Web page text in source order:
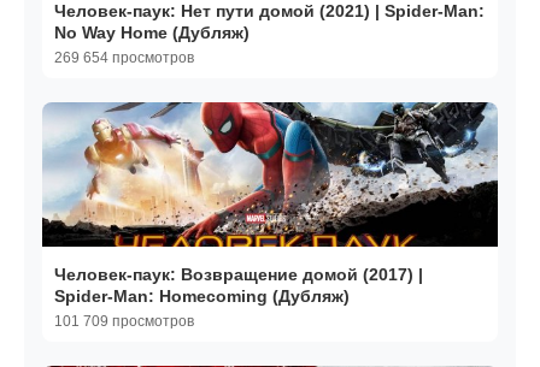
Человек-паук: Нет пути домой (2021) | Spider-Man:
No Way Home (Дубляж)
269 654 просмотров
Человек-паук: Возвращение домой (2017) |
Spider-Man: Homecoming (Дубляж)
101 709 просмотров